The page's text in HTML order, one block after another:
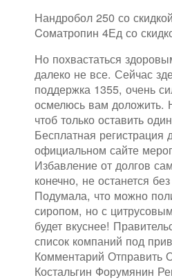
Нандробол 250 со
Cоматропин 4Ед со
Но похвастаться
далеко не все. Сейчас
поддержка 1355, очень
осмелюсь вам доложить.
чтоб только оставить
Бесплатная регистрация
официальном сайте
Избавление от долгов
конечно, не останется
Подумала, что можно
сиропом, но с
будет вкуснее!
список компаний под
Комментарий Отправить
Костальгин Форумянин